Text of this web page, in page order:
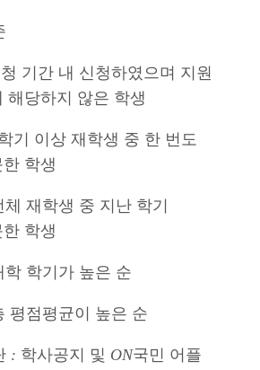
기간 내 신청하였으며 지원
해당하지 않은 학생
기 이상 재학생 중 한 번도
학생
체 재학생 중 지난 학기
학생
학 학기가 높은 순
평점평균이 높은 순
: 학사공지 및 ON국민 어플